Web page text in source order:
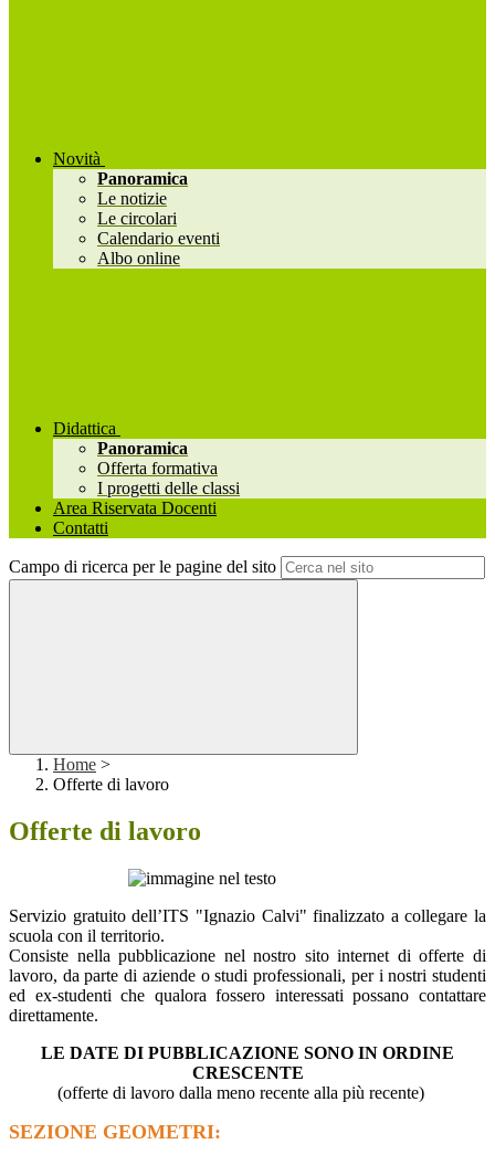
Novità
Panoramica
Le notizie
Le circolari
Calendario eventi
Albo online
Didattica
Panoramica
Offerta formativa
I progetti delle classi
Area Riservata Docenti
Contatti
Campo di ricerca per le pagine del sito
Home >
Offerte di lavoro
Offerte di lavoro
Servizio gratuito dell’ITS "Ignazio Calvi" finalizzato a collegare la
scuola con il territorio.
Consiste nella pubblicazione nel nostro sito internet di offerte di
lavoro, da parte di aziende o studi professionali, per i nostri studenti
ed ex-studenti che qualora fossero interessati possano contattare
direttamente.
LE DATE DI PUBBLICAZIONE SONO IN ORDINE
CRESCENTE
(offerte di lavoro dalla meno recente alla più recente)
SEZIONE GEOMETRI: